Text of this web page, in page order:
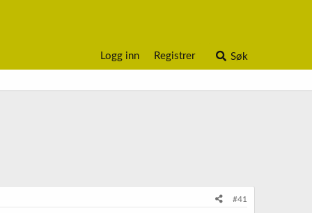
Logg inn Registrer Søk
#41